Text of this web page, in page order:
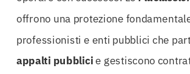
offrono una protezione
professionisti e enti pubblici che
appalti pubblicie gestiscono